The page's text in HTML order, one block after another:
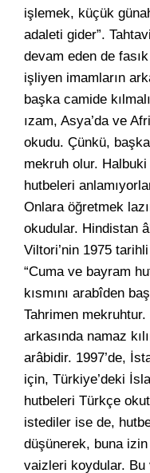
işlemek, küçük
adaleti gider”.
devam eden de
işliyen imamların
başka camide
ızam, Asya’da ve
okudu. Çünkü,
mekruh olur.
hutbeleri
Onlara öğretmek
okudular. Hindistan
Viltori’nin 1975
“Cuma ve bayram
kısmını arabîden
Tahrimen
arkasında namaz
arâbidir. 1997’de,
için, Türkiye’deki
hutbeleri Türkçe
istediler ise de,
düşünerek, buna
vaizleri koydular. Bu